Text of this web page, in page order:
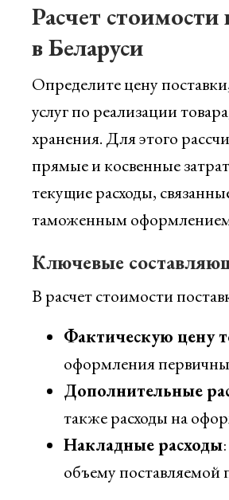
Расчет
в Беларуси
Определите цену
услуг по реализации
хранения. Для этого
прямые и косвенные
текущие расходы,
таможенным
Ключевые
В расчет стоимости
Фактическую цену
оформления
Дополнительные
также расходы на
Накладные расходы
объему поставляемой